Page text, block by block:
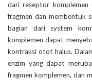
dari reseptor komplemen
fragmen dan membentuk
bagian dari system
komplemen dapat
kontraksi otot halus.
enzim yang dapat
fragmen komplemen, dan